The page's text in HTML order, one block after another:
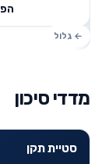
מדדי סיכון
סטיית תקן